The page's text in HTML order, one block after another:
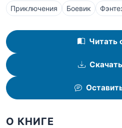
Приключения Боевик
Читать
О КНИГЕ